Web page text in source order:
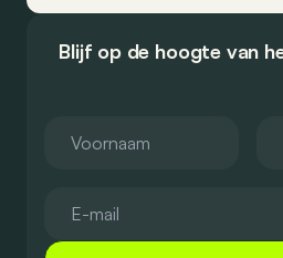
Blijf op de hoogte van